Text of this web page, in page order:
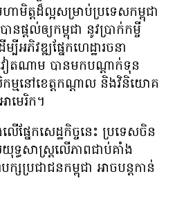
មិត្ត​​ដ៏​ល្អ​សម្រាប់​ប្រទេស​កម្ពុជា
ផ្ដល់​ឲ្យ​កម្ពុជា នូវ​ប្រាក់​កម្ចី​
អភិវឌ្ឍ​ផ្នែក​ហេដ្ឋារចនា
ៀតណាម បាន​មក​បណ្ដាក់​ទុន​​​
ម​នៅ​ខេត្ត​កណ្ដាល និង​វិនិយោគ​​
ាមេរិក។
ផ្នែក​សេដ្ឋកិច្ច​នេះ ប្រទេស​ចិន​
ធសាស្ត្រ​​​លើ​ភាព​ជាប់​គាំង​
ប្រជាជន​កម្ពុជា អាច​បន្ត​កាន់​